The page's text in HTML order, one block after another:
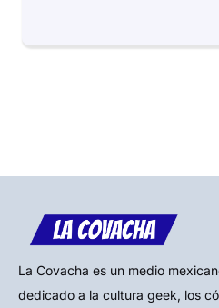
La Covacha es un medio
dedicado a la cultura geek, los